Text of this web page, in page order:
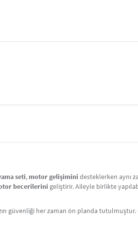
seti, motor gelişimini desteklerken aynı
becerilerini geliştirir. Aileyle birlikte
güvenliği her zaman ön planda tutulmuştur.